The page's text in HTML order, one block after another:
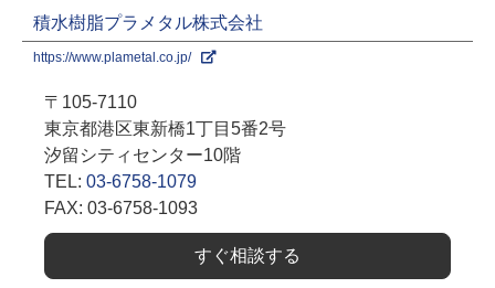
積水樹脂プラメタル株式会社
https://www.plametal.co.jp/
〒105-7110
東京都港区東新橋1丁目5番2号
汐留シティセンター10階
TEL: 03-6758-1079
FAX: 03-6758-1093
すぐ相談する